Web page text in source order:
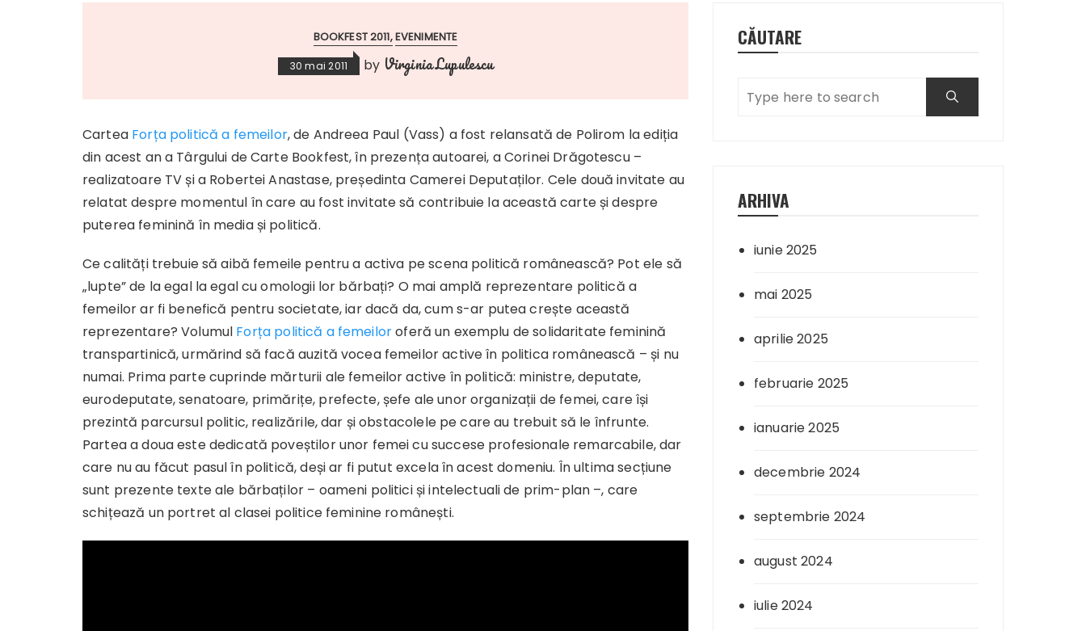
BOOKFEST 2011 EVENIMENTE
30 mai 2011 by Virginia Lupulescu
Cartea Forța politică a femeilor, de Andreea Paul (Vass) a fost relansată de Polirom la ediția
din acest an a Târgului de Carte Bookfest, în prezența autoarei, a Corinei Drăgotescu –
realizatoare TV și a Robertei Anastase, președinta Camerei Deputaților. Cele două invitate au
relatat despre momentul în care au fost invitate să contribuie la această carte și despre
puterea feminină în media și politică.
Ce calități trebuie să aibă femeile pentru a activa pe scena politică românească? Pot ele să
„lupte” de la egal la egal cu omologii lor bărbați? O mai amplă reprezentare politică a
femeilor ar fi benefică pentru societate, iar dacă da, cum s-ar putea crește această
reprezentare? Volumul Forța politică a femeiloroferă un exemplu de solidaritate feminină
transpartinică, urmărind să facă auzită vocea femeilor active în politica românească – și nu
numai. Prima parte cuprinde mărturii ale femeilor active în politică: ministre, deputate,
eurodeputate, senatoare, primărițe, prefecte, șefe ale unor organizații de femei, care își
prezintă parcursul politic, realizările, dar și obstacolele pe care au trebuit să le înfrunte.
Partea a doua este dedicată poveștilor unor femei cu succese profesionale remarcabile, dar
care nu au făcut pasul în politică, deși ar fi putut excela în acest domeniu. În ultima secțiune
sunt prezente texte ale bărbaților – oameni politici și intelectuali de prim-plan –, care
schițează un portret al clasei politice feminine românești.
CĂUTARE
ARHIVA
iunie 2025
mai 2025
aprilie 2025
februarie 2025
ianuarie 2025
decembrie 2024
septembrie 2024
august 2024
iulie 2024